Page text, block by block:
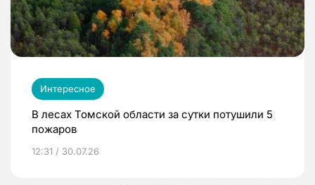
Интересное
В лесах Томской области за сутки потушили 5
пожаров
12:31 / 30.07.26